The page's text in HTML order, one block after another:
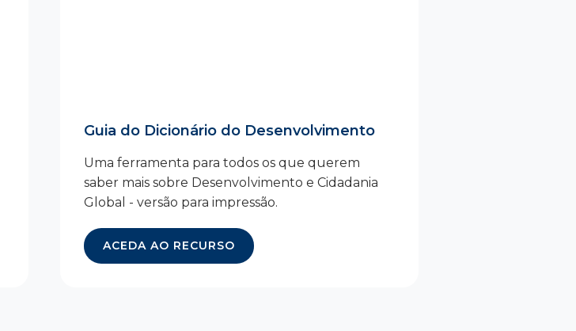
Guia do Dicionário do Desenvolvimento
Uma ferramenta para todos os que querem
saber mais sobre Desenvolvimento e Cidadania
Global - versão para impressão.
ACEDA AO RECURSO